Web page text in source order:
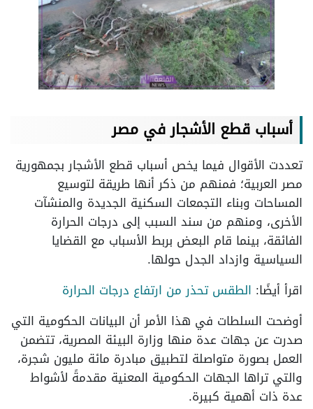
أسباب قطع الأشجار في مصر
تعددت الأقوال فيما يخص أسباب قطع الأشجار بجمهورية
مصر العربية؛ فمنهم من ذكر أنها طريقة لتوسيع
المساحات وبناء التجمعات السكنية الجديدة والمنشآت
الأخرى، ومنهم من سند السبب إلى درجات الحرارة
الفائقة، بينما قام البعض بربط الأسباب مع القضايا
السياسية وازداد الجدل حولها.
اقرأ أيضًا: الطقس تحذر من ارتفاع درجات الحرارة
أوضحت السلطات في هذا الأمر أن البيانات الحكومية التي
صدرت عن جهات عدة منها وزارة البيئة المصرية، تتضمن
العمل بصورة متواصلة لتطبيق مبادرة مائة مليون شجرة،
والتي تراها الجهات الحكومية المعنية مقدمةً لأشواط
عدة ذات أهمية كبيرة.